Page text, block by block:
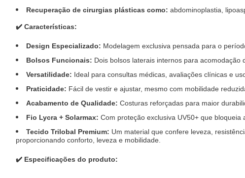
Recuperação de cirurgias plásticas como: abdominoplastia,
✔️ Características:
Design Especializado: Modelagem exclusiva pensada para o
Bolsos Funcionais: Dois bolsos laterais internos para acomodação
Versatilidade: Ideal para consultas médicas, avaliações clínicas e
Praticidade: Fácil de vestir e ajustar, mesmo com mobilidade
Acabamento de Qualidade: Costuras reforçadas para maior
Fio Lycra + Solarmax: Com proteção exclusiva UV50+ que bloqueia
Tecido Trilobal Premium: Um material que confere leveza,
proporcionando conforto, leveza e mobilidade.
✔️ Especificações do produto: